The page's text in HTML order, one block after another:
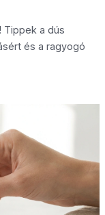
Tippek a dús
és a ragyogó